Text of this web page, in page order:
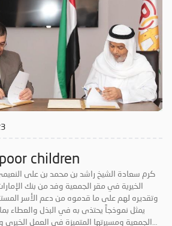
children
كرم سعادة الشيخ راشد بن محمد بن على
الخيرية في مقر الجمعية وفد من بنك
وتقديره لهم على ما قدموه من دعم الأسر
يمثل نموذجاً يحتذى به في البذل والعطاء
الجمعية ومسيرتها المتميزة في العمل الخيري